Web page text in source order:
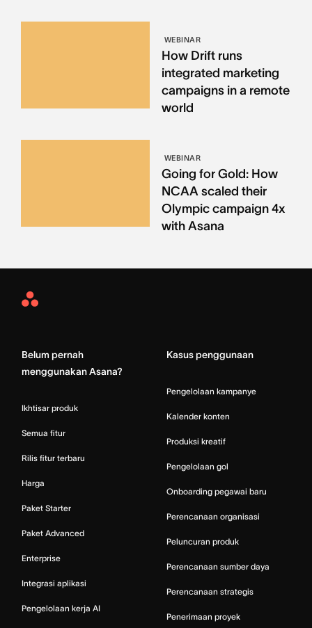
WEBINAR
How Drift runs
integrated marketing
campaigns in a remote
world
WEBINAR
Going for Gold: How
NCAA scaled their
Olympic campaign 4x
with Asana
Asana
Belum pernah
menggunakan Asana?
Ikhtisar produk
Semua fitur
Rilis fitur terbaru
Harga
Paket Starter
Paket Advanced
Enterprise
Integrasi aplikasi
Pengelolaan kerja AI
Kasus penggunaan
Pengelolaan kampanye
Kalender konten
Produksi kreatif
Pengelolaan gol
Onboarding pegawai baru
Perencanaan organisasi
Peluncuran produk
Perencanaan sumber daya
Perencanaan strategis
Penerimaan proyek